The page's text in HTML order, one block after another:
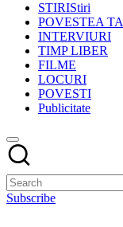
STIRIStiri
POVESTEA TA
INTERVIURI
TIMP LIBER
FILME
LOCURI
POVESTI
Publicitate
Subscribe